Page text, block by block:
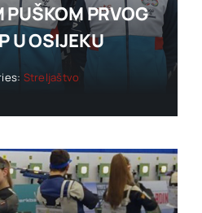
PRVOG
U OSIJEKU
Streljaštvo